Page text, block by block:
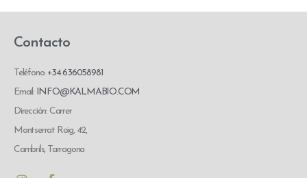
Contacto
Teléfono: +34 636058981
Email:INFO@KALMABIO.COM
Dirección: Carrer
Montserrat Roig, 42,
Cambrils, Tarragona